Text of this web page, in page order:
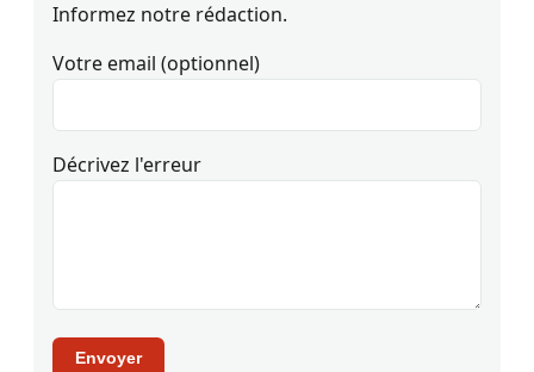
Informez notre rédaction.
Votre email (optionnel)
Décrivez l'erreur
Envoyer